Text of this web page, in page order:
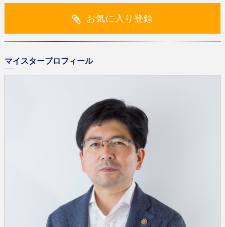
お気に入り登録
マイスタープロフィール